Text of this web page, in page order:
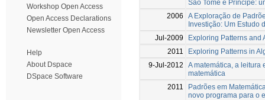
Workshop Open Access
Open Access Declarations
Newsletter Open Access
Help
About Dspace
DSpace Software
São Tomé e Príncipe:
2006
A Exploração de
Investição: Um Estudo
Jul-2009
Exploring Patterns and
2011
Exploring Patterns in
9-Jul-2012
A matemática, a leitura
matemática
2011
Padrões em
novo programa para o